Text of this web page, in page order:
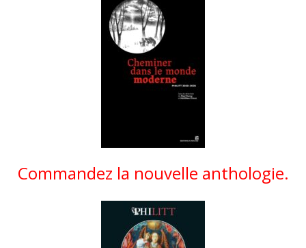
Commandez la nouvelle anthologie.